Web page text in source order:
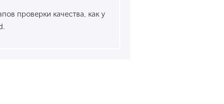
проверки качества, как у